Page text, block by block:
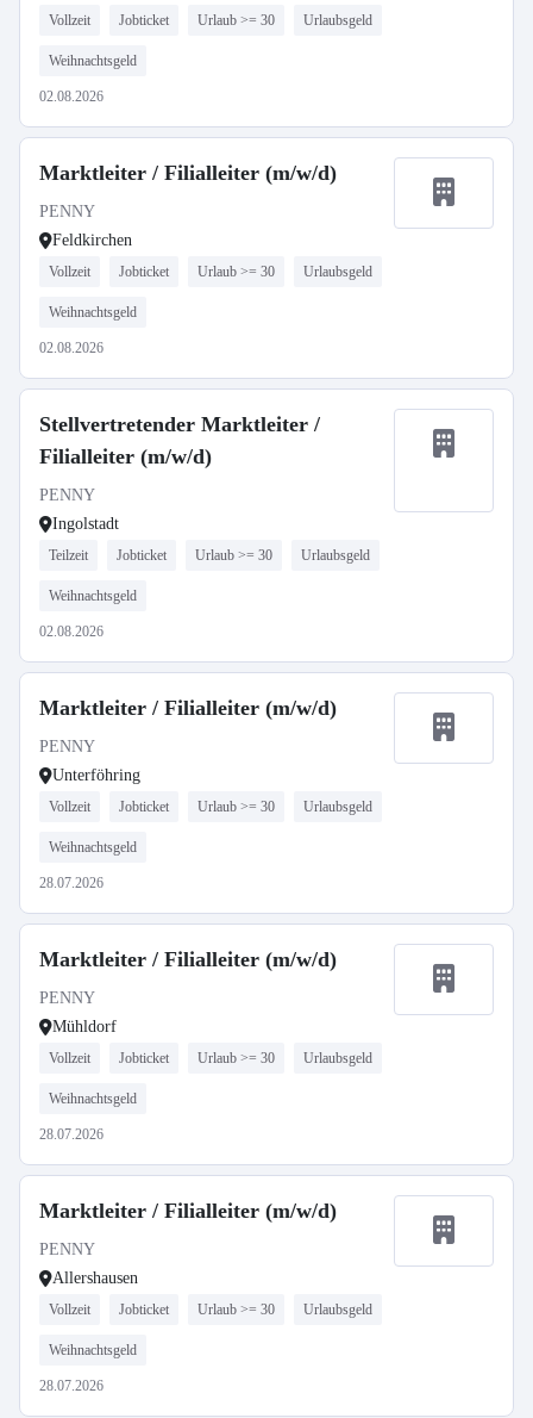
Vollzeit Jobticket Urlaub >= 30 Urlaubsgeld
Weihnachtsgeld
02.08.2026
Marktleiter / Filialleiter (m/w/d)
PENNY
Feldkirchen
Vollzeit Jobticket Urlaub >= 30 Urlaubsgeld
Weihnachtsgeld
02.08.2026
Stellvertretender Marktleiter /
Filialleiter (m/w/d)
PENNY
Ingolstadt
Teilzeit Jobticket Urlaub >= 30 Urlaubsgeld
Weihnachtsgeld
02.08.2026
Marktleiter / Filialleiter (m/w/d)
PENNY
Unterföhring
Vollzeit Jobticket Urlaub >= 30 Urlaubsgeld
Weihnachtsgeld
28.07.2026
Marktleiter / Filialleiter (m/w/d)
PENNY
Mühldorf
Vollzeit Jobticket Urlaub >= 30 Urlaubsgeld
Weihnachtsgeld
28.07.2026
Marktleiter / Filialleiter (m/w/d)
PENNY
Allershausen
Vollzeit Jobticket Urlaub >= 30 Urlaubsgeld
Weihnachtsgeld
28.07.2026